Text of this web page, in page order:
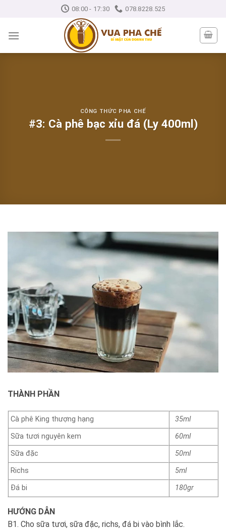
content
08:00 - 17:30 078.8228.525
CÔNG THỨC PHA CHẾ
#3: Cà phê bạc xỉu đá (Ly 400ml)
THÀNH PHẦN
Cà phê King thượng hạng
35ml
Sữa tươi nguyên kem
60ml
Sữa đặc
50ml
Richs
5ml
Đá bi
180gr
HƯỚNG DẪN
B1. Cho sữa tươi, sữa đặc, richs, đá bi vào bình lắc.